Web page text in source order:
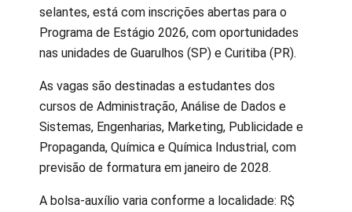
selantes, está com inscrições abertas para o
Programa de Estágio 2026, com oportunidades
nas unidades de Guarulhos (SP) e Curitiba (PR).
As vagas são destinadas a estudantes dos
cursos de Administração, Análise de Dados e
Sistemas, Engenharias, Marketing, Publicidade e
Propaganda, Química e Química Industrial, com
previsão de formatura em janeiro de 2028.
A bolsa-auxílio varia conforme a localidade: R$